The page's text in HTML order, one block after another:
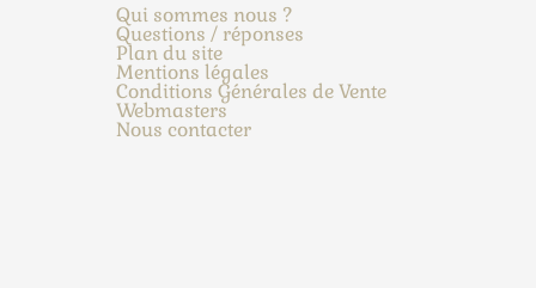
Qui sommes nous ?
Questions / réponses
Plan du site
Mentions légales
Conditions Générales de Vente
Webmasters
Nous contacter